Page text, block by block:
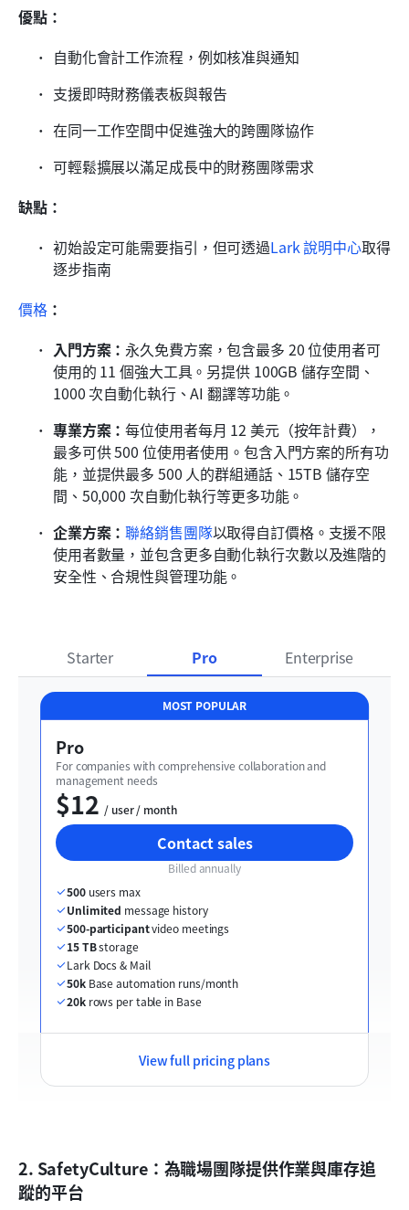
優點：
自動化會計工作流程，例如核准與通知
支援即時財務儀表板與報告
在同一工作空間中促進強大的跨團隊協作
可輕鬆擴展以滿足成長中的財務團隊需求
缺點：
初始設定可能需要指引，但可透過Lark 說明中心取得
逐步指南
價格：
入門方案： 永久免費方案，包含最多 20 位使用者可
使用的 11 個強大工具。另提供 100GB 儲存空間、
1000 次自動化執行、AI 翻譯等功能。
專業方案：每位使用者每月 12 美元（按年計費），
最多可供 500 位使用者使用。包含入門方案的所有功
能，並提供最多 500 人的群組通話、15TB 儲存空
間、50,000 次自動化執行等更多功能。
企業方案：聯絡銷售團隊以取得自訂價格。支援不限
使用者數量，並包含更多自動化執行次數以及進階的
安全性、合規性與管理功能。
Starter Pro Enterprise
MOST POPULAR
Pro
For companies with comprehensive collaboration and
management needs
$12
  / user / month
Contact sales
Billed annually
500 users max
Unlimited message history
500-participant video meetings
15 TB storage
Lark Docs & Mail
50k Base automation runs/month
20k rows per table in Base
View full pricing plans
2. SafetyCulture：為職場團隊提供作業與庫存追
蹤的平台